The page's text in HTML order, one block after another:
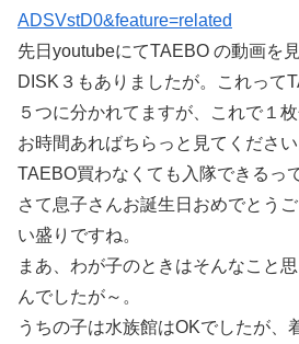
ADSVstD0&feature=related
先日youtubeにてTAEBO の動画を
DISK３もありましたが。これって
５つに分かれてますが、これで１枚
お時間あればちらっと見てください
TAEBO買わなくても入隊できるっ
さて息子さんお誕生日おめでとう
い盛りですね。
まあ、わが子のときはそんなこと
んでしたが～。
うちの子は水族館はOKでしたが、